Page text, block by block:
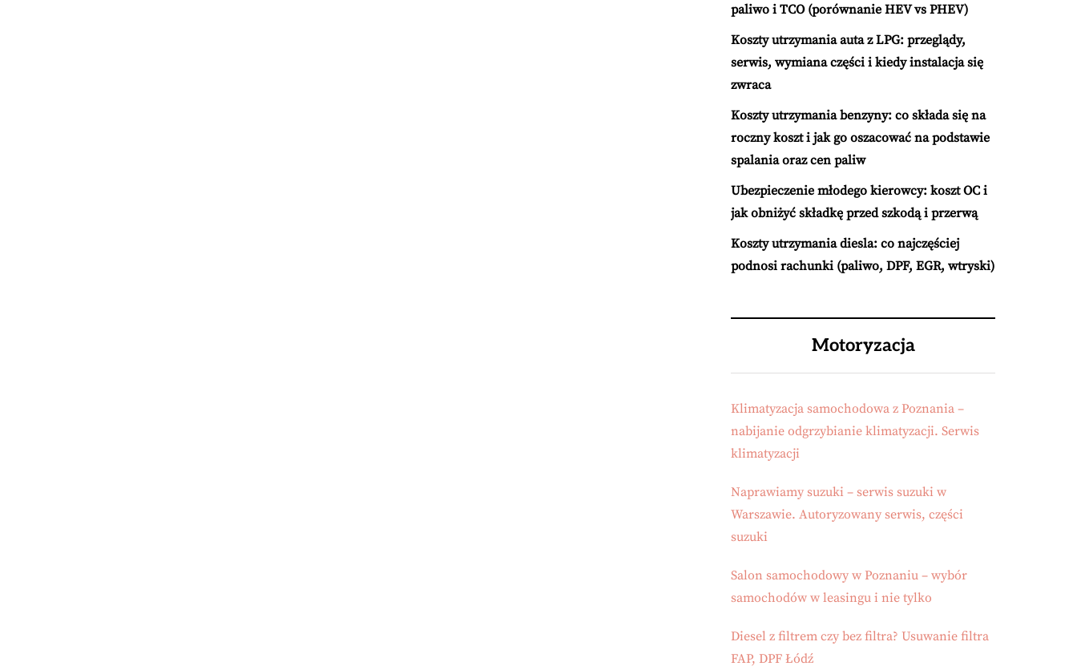
paliwo i TCO (porównanie HEV vs PHEV)
Koszty utrzymania auta z LPG: przeglądy,
serwis, wymiana części i kiedy instalacja się
zwraca
Koszty utrzymania benzyny: co składa się na
roczny koszt i jak go oszacować na podstawie
spalania oraz cen paliw
Ubezpieczenie młodego kierowcy: koszt OC i
jak obniżyć składkę przed szkodą i przerwą
Koszty utrzymania diesla: co najczęściej
podnosi rachunki (paliwo, DPF, EGR, wtryski)
Motoryzacja
Klimatyzacja samochodowa z Poznania –
nabijanie odgrzybianie klimatyzacji. Serwis
klimatyzacji
Naprawiamy suzuki – serwis suzuki w
Warszawie. Autoryzowany serwis, części
suzuki
Salon samochodowy w Poznaniu – wybór
samochodów w leasingu i nie tylko
Diesel z filtrem czy bez filtra? Usuwanie filtra
FAP, DPF Łódź